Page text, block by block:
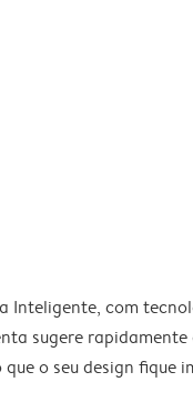
Inteligente, com
sugere
o seu design fique